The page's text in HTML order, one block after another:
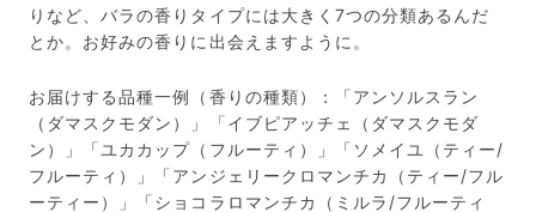
りなど、バラの香りタイプには大きく7つの分類あるんだ
とか。お好みの香りに出会えますように。
お届けする品種一例（香りの種類）：「アンソルスラン
（ダマスクモダン）」「イブピアッチェ（ダマスクモダ
ン）」「ユカカップ（フルーティ）」「ソメイユ（ティー/
フルーティ）」「アンジェリークロマンチカ（ティー/フル
ーティー）」「ショコラロマンチカ（ミルラ/フルーティ